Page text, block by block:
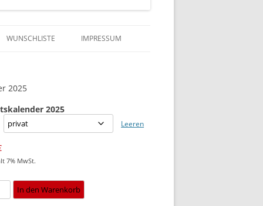
WUNSCHLISTE IMPRESSUM
2025
2025
Leeren
7% MwSt.
In den Warenkorb